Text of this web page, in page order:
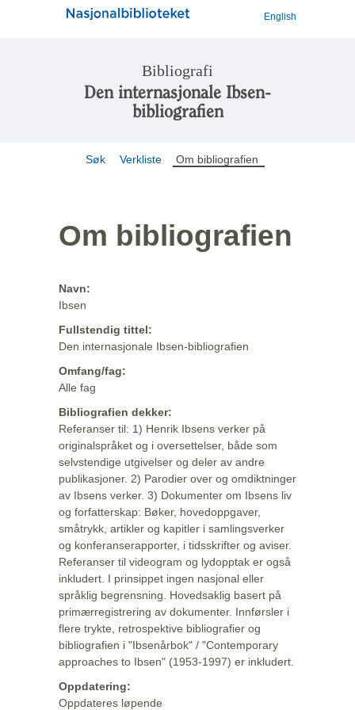
English
Bibliografi
Den internasjonale Ibsen-
bibliografien
Søk Verkliste Om bibliografien
Om bibliografien
Navn:
Ibsen
Fullstendig tittel:
Den internasjonale Ibsen-bibliografien
Omfang/fag:
Alle fag
Bibliografien dekker:
Referanser til: 1) Henrik Ibsens verker på
originalspråket og i oversettelser, både som
selvstendige utgivelser og deler av andre
publikasjoner. 2) Parodier over og omdiktninger
av Ibsens verker. 3) Dokumenter om Ibsens liv
og forfatterskap: Bøker, hovedoppgaver,
småtrykk, artikler og kapitler i samlingsverker
og konferanserapporter, i tidsskrifter og aviser.
Referanser til videogram og lydopptak er også
inkludert. I prinsippet ingen nasjonal eller
språklig begrensning. Hovedsaklig basert på
primærregistrering av dokumenter. Innførsler i
flere trykte, retrospektive bibliografier og
bibliografien i "Ibsenårbok" / "Contemporary
approaches to Ibsen" (1953-1997) er inkludert.
Oppdatering:
Oppdateres løpende